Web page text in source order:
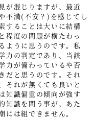
が混じりますが、最近
不満(不安？)を感じてし
することは大いに結構
程度の問題が横たわっ
ように思うのです。私
力の判定であり、当該
力が備わっているや否
だと思うのです。それ
それが無くても良いと
知識偏重の傾向が強す
知識を問う事が、あた
は組できません。